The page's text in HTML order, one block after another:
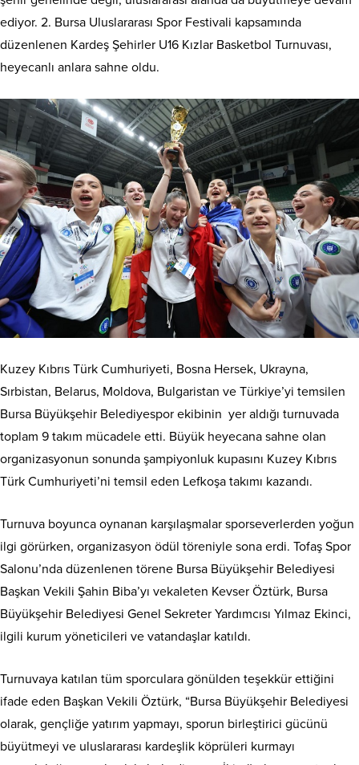
ediyor. 2. Bursa Uluslararası Spor Festivali kapsamında
düzenlenen Kardeş Şehirler U16 Kızlar Basketbol Turnuvası,
heyecanlı anlara sahne oldu.
Kuzey Kıbrıs Türk Cumhuriyeti, Bosna Hersek, Ukrayna,
Sırbistan, Belarus, Moldova, Bulgaristan ve Türkiye’yi temsilen
Bursa Büyükşehir Belediyespor ekibinin yer aldığı turnuvada
toplam 9 takım mücadele etti. Büyük heyecana sahne olan
organizasyonun sonunda şampiyonluk kupasını Kuzey Kıbrıs
Türk Cumhuriyeti’ni temsil eden Lefkoşa takımı kazandı.
Turnuva boyunca oynanan karşılaşmalar sporseverlerden yoğun
ilgi görürken, organizasyon ödül töreniyle sona erdi. Tofaş Spor
Salonu’nda düzenlenen törene Bursa Büyükşehir Belediyesi
Başkan Vekili Şahin Biba’yı vekaleten Kevser Öztürk, Bursa
Büyükşehir Belediyesi Genel Sekreter Yardımcısı Yılmaz Ekinci,
ilgili kurum yöneticileri ve vatandaşlar katıldı.
Turnuvaya katılan tüm sporculara gönülden teşekkür ettiğini
ifade eden Başkan Vekili Öztürk, “Bursa Büyükşehir Belediyesi
olarak, gençliğe yatırım yapmayı, sporun birleştirici gücünü
büyütmeyi ve uluslararası kardeşlik köprüleri kurmayı